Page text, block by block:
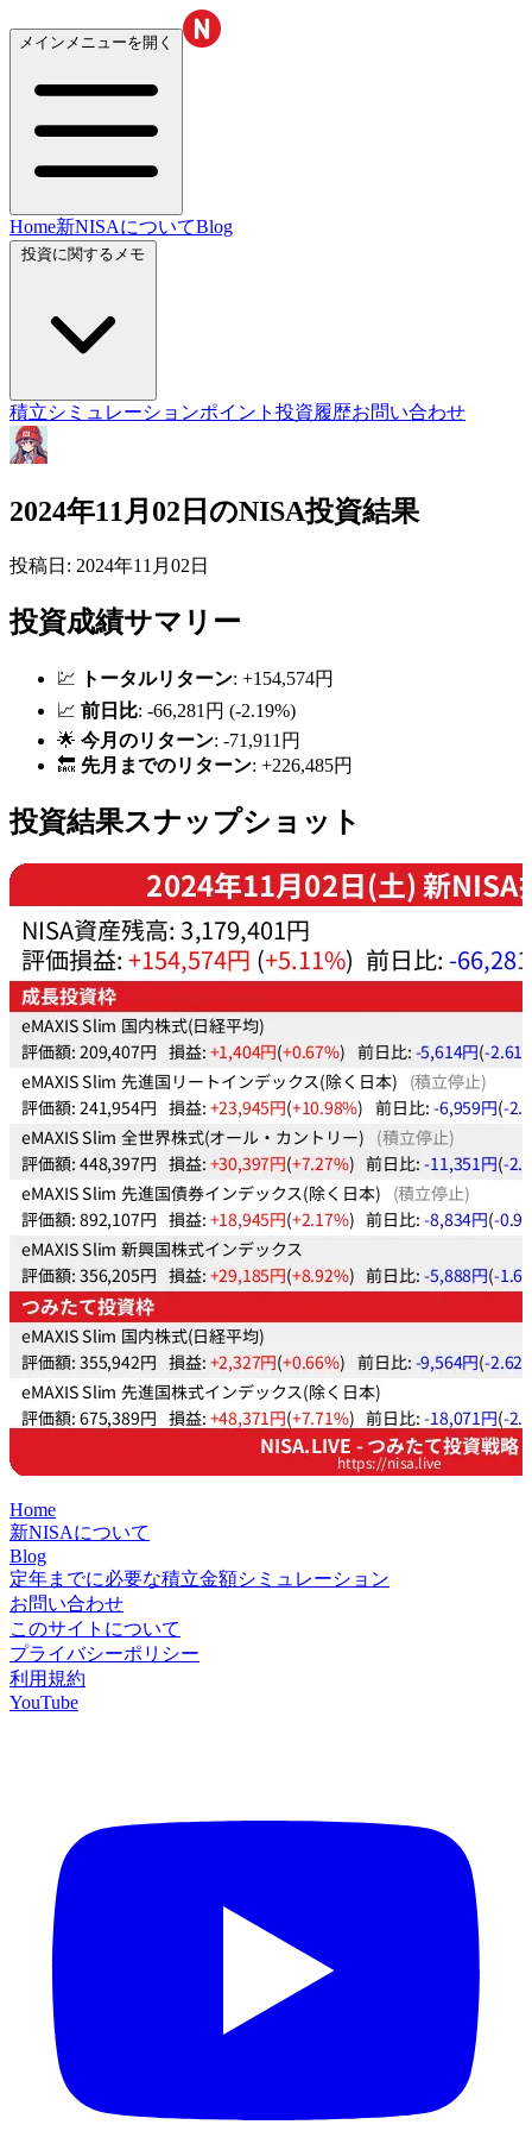
メインメニューを開く
Home新NISAについてBlog
積立シミュレーションポイント投資履歴お問い合わせ
2024年11月02日のNISA投資結果
投稿日: 2024年11月02日
投資成績サマリー
💹 トータルリターン: +154,574円
📈 前日比: -66,281円 (-2.19%)
🌟 今月のリターン: -71,911円
🔙 先月までのリターン: +226,485円
投資結果スナップショット
Home
新NISAについて
Blog
定年までに必要な積立金額シミュレーション
お問い合わせ
このサイトについて
プライバシーポリシー
利用規約
YouTube